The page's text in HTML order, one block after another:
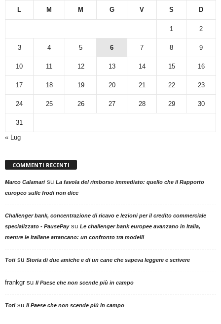
L M M G V S D
1 2
3 4 5 6 7 8 9
10 11 12 13 14 15 16
17 18 19 20 21 22 23
24 25 26 27 28 29 30
31
« Lug
COMMENTI RECENTI
Marco Calamarisu La favola del rimborso immediato: quello che il Rapporto
europeo sulle frodi non dice
Challenger bank, concentrazione di ricavo e lezioni per il credito commerciale
specializzato - PausePaysu Le challenger bank europee avanzano in Italia,
mentre le italiane arrancano: un confronto tra modelli
Totisu Storia di due amiche e di un cane che sapeva leggere e scrivere
frankgr su Il Paese che non scende più in campo
Totisu Il Paese che non scende più in campo